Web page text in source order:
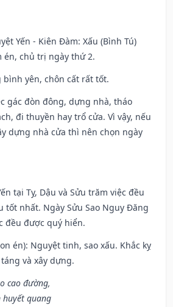
Yến - Kiên Đàm: Xấu (Bình Tú)
én, chủ trị ngày thứ 2.
bình yên, chôn cất rất tốt.
gác đòn đông, dựng nhà, tháo
đi thuyền hay trổ cửa. Vì vậy, nếu
dựng nhà cửa thì nên chọn ngày
tại Tỵ, Dậu và Sửu trăm việc đều
tốt nhất. Ngày Sửu Sao Nguy Đăng
đều được quý hiển.
én): Nguyệt tinh, sao xấu. Khắc kỵ
và xây dựng.
cao đường,
huyết quang